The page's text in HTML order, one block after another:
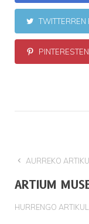
TWITTERREN
AURREKO
ARTIUM
HURRENGO